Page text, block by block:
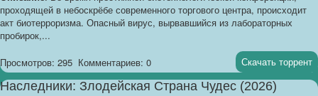
проходящей в небоскрёбе современного торгового центра, происходит
акт биотерроризма. Опасный вирус, вырвавшийся из лабораторных
пробирок,...
Просмотров: 295 Комментариев: 0 Скачать торрент
Наследники: Злодейская Страна Чудес (2026)